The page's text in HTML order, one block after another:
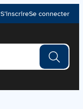
S’inscrireSe connecter